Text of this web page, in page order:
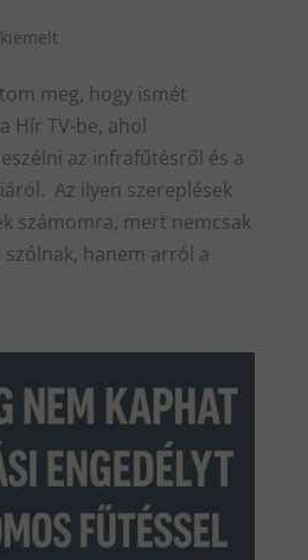
kiemelt
meg, hogy ismét
Hír TV-be, ahol
az infrafűtésről és a
Az ilyen szereplések
számomra, mert nemcsak
hanem arról a